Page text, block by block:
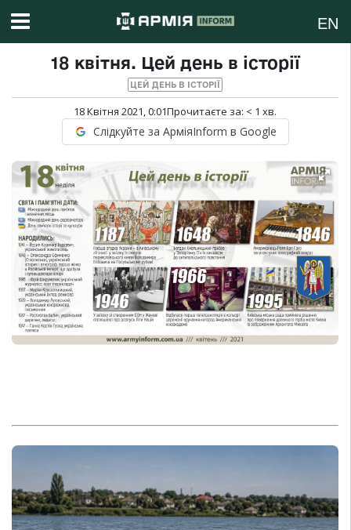
EN
18 квітня. Цей день в історії
ЦЕЙ ДЕНЬ В ІСТОРІЇ
18 Квітня 2021, 0:01Прочитаєте за: < 1 хв.
Слідкуйте за АрміяInform в Google